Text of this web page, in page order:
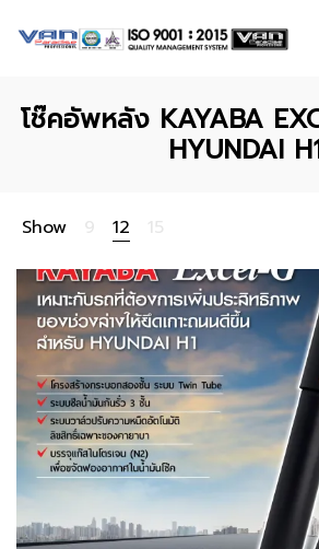
โช๊คอัพหลัง KAYABA
HYUNDAI
Show 9 12 15